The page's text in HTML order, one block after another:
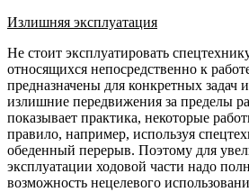
Излишняя эксплуатация
Не стоит эксплуатировать
относящихся непосредственно к
предназначены для конкретных задач
излишние передвижения за пределы
показывает практика, некоторые
правило, например, используя
обеденный перерыв. Поэтому для
эксплуатации ходовой части надо
возможность нецелевого